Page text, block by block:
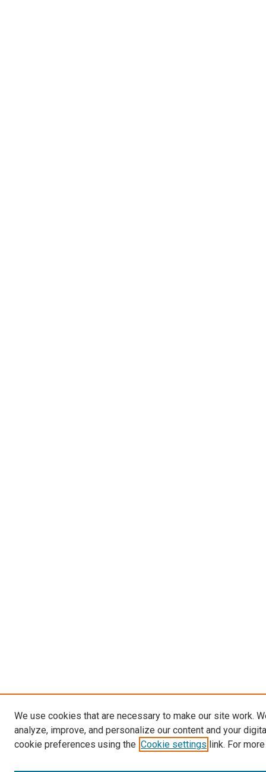
We use cookies that are necessary to make our site work.
analyze, improve, and personalize our content and your
cookie preferences using the Cookie settings link. For